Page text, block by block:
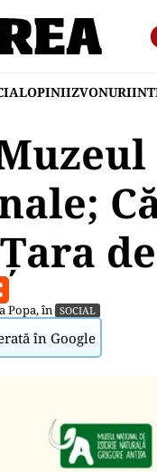
OPINIIZVONURI
Popa, în SOCIAL
în Google